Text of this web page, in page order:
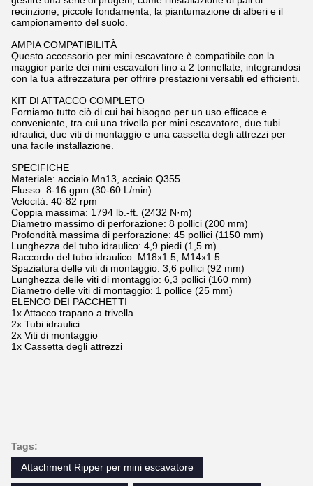
recinzione, piccole fondamenta, la piantumazione di alberi e il
campionamento del suolo.
AMPIA COMPATIBILITÀ
Questo accessorio per mini escavatore è compatibile con la
maggior parte dei mini escavatori fino a 2 tonnellate, integrandosi
con la tua attrezzatura per offrire prestazioni versatili ed efficienti.
KIT DI ATTACCO COMPLETO
Forniamo tutto ciò di cui hai bisogno per un uso efficace e
conveniente, tra cui una trivella per mini escavatore, due tubi
idraulici, due viti di montaggio e una cassetta degli attrezzi per
una facile installazione.
SPECIFICHE
Materiale: acciaio Mn13, acciaio Q355
Flusso: 8-16 gpm (30-60 L/min)
Velocità: 40-82 rpm
Coppia massima: 1794 lb.-ft. (2432 N·m)
Diametro massimo di perforazione: 8 pollici (200 mm)
Profondità massima di perforazione: 45 pollici (1150 mm)
Lunghezza del tubo idraulico: 4,9 piedi (1,5 m)
Raccordo del tubo idraulico: M18x1.5, M14x1.5
Spaziatura delle viti di montaggio: 3,6 pollici (92 mm)
Lunghezza delle viti di montaggio: 6,3 pollici (160 mm)
Diametro delle viti di montaggio: 1 pollice (25 mm)
ELENCO DEI PACCHETTI
1x Attacco trapano a trivella
2x Tubi idraulici
2x Viti di montaggio
1x Cassetta degli attrezzi
Tags:
Attachment Ripper per mini escavatore